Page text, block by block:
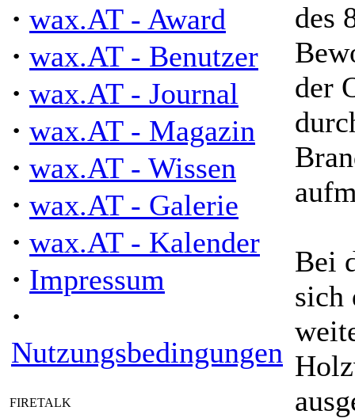
· wax.AT - Award
· wax.AT - Benutzer
· wax.AT - Journal
· wax.AT - Magazin
· wax.AT - Wissen
· wax.AT - Galerie
· wax.AT - Kalender
· Impressum
·
Nutzungsbedingungen
FIRETALK
des
der
Bei
sich